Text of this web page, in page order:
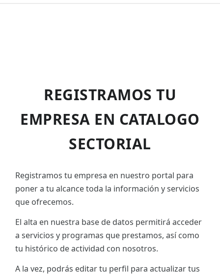
REGISTRAMOS TU
EMPRESA EN CATALOGO
SECTORIAL
Registramos tu empresa en nuestro portal para
poner a tu alcance toda la información y servicios
que ofrecemos.
El alta en nuestra base de datos permitirá acceder
a servicios y programas que prestamos, así como
tu histórico de actividad con nosotros.
A la vez, podrás editar tu perfil para actualizar tus